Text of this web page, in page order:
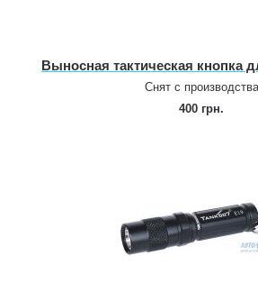
Выносная тактическая кнопка
Снят с производства
400 грн.